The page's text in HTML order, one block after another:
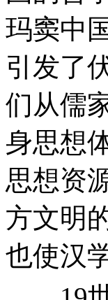
玛窦中
引发了
们从儒
身思想
思想资
方文明
也使汉